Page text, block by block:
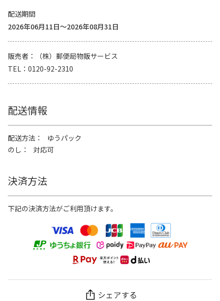
配送期間
2026年06月11日～2026年08月31日
販売者
（株）郵便局物販サービス
TEL
0120-92-2310
配送情報
配送方法
ゆうパック
のし
対応可
決済方法
下記の決済方法がご利用頂けます。
シェアする